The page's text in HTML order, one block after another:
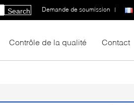
Demande de soumission |
Search
Contrôle de la qualité Contact